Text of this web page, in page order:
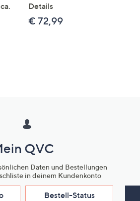
Details
€ 72,99
QVC
Daten und Bestellungen
in deinem Kundenkonto
Bestell-Status